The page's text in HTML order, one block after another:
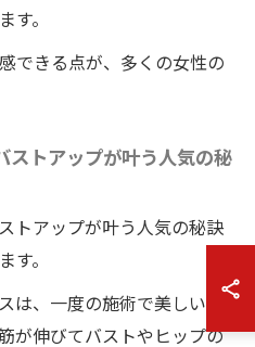
す。
できる点が、多くの女性の
ストアップが叶う人気の秘
トアップが叶う人気の秘訣
す。
、一度の施術で美しいボ
が伸びてバストやヒップの